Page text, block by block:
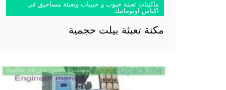
ماكينات تعبئة حبوب و حبيبات وتعبئة مساحيق في
اكياس اوتوماتيك
مكنة تعبئة بيلت حجمية